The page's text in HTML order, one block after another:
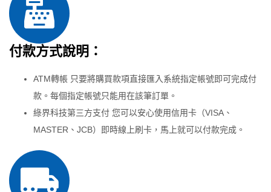
付款方式說明：
ATM轉帳 只要將購買款項直接匯入系統指定帳號即可完成付
款。每個指定帳號只能用在該筆訂單。
綠界科技第三方支付 您可以安心使用信用卡（VISA、
MASTER、JCB）即時線上刷卡，馬上就可以付款完成。